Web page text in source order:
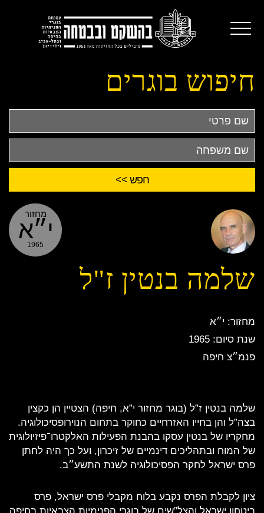
חיפוש בוגרים
שם
פרטי
שם
משפחה
מחזור
י״א
1965
שלמה בנטין ז"ל
מחזור: י״א
שנת סיום: 1965
פנמ״צ חיפה
שלמה בנטין ז”ל (בוגר מחזור י”א, חיפה) הצטיין הן כקצין
בצה”ל והן בחייו האזרחיים כחוקר בתחום הנוירופסיכולוגיה.
מחקריו של בנטין עסקו בהבנת הפעילות האלקטרו־פיזיולוגית
של המוח ובתהליכים דינמיים של זיכרון, ועל כך היה לחתן
פרס ישראל לחקר הפסיכולוגיה לשנת התשע״ב.
ציון לקבלת הפרס נקבע בלוח מקבלי פרס ישראל, פרס